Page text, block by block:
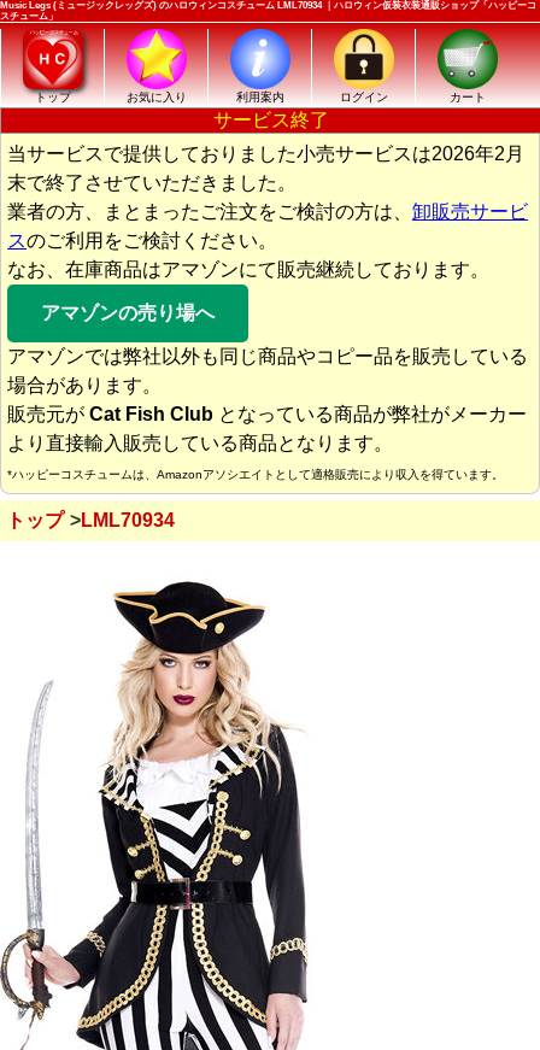
Music Legs (ミュージックレッグズ) のハロウィンコスチューム LML70934 ｜ハロウィン仮装衣装通販ショップ「ハッピーコ
スチューム」
トップ お気に入り 利用案内 ログイン カート
サービス終了
当サービスで提供しておりました小売サービスは2026年2月
末で終了させていただきました。
業者の方、まとまったご注文をご検討の方は、 卸販売サービ
スのご利用をご検討ください。
なお、在庫商品はアマゾンにて販売継続しております。
アマゾンの売り場へ
アマゾンでは弊社以外も同じ商品やコピー品を販売している
場合があります。
販売元が Cat Fish Club となっている商品が弊社がメーカー
より直接輸入販売している商品となります。
*ハッピーコスチュームは、Amazonアソシエイトとして適格販売により収入を得ています。
トップ LML70934